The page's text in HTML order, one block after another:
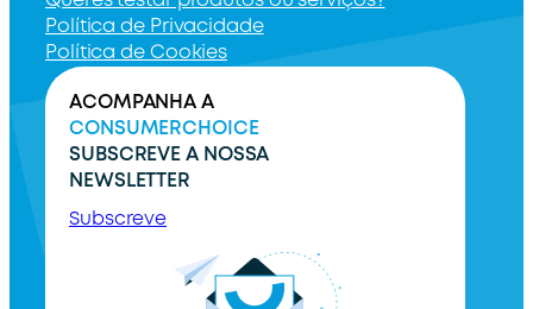
Política de Privacidade
Política de Cookies
ACOMPANHA A
CONSUMERCHOICE
SUBSCREVE A NOSSA
NEWSLETTER
Subscreve